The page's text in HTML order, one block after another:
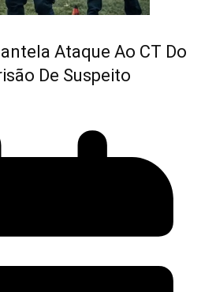
Ataque Ao CT Do
De Suspeito